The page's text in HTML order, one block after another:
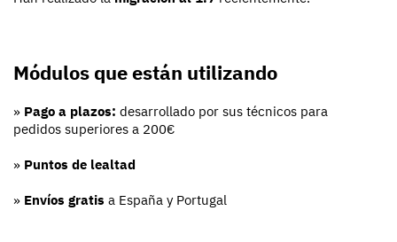
Módulos que están utilizando
» Pago a plazos: desarrollado por sus técnicos para
pedidos superiores a 200€
» Puntos de lealtad
» Envíos gratis a España y Portugal